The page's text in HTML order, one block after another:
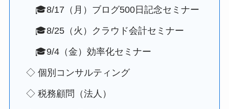
🎓8/17（月）ブログ500日記念セミナー
🎓8/25（火）クラウド会計セミナー
🎓9/4（金）効率化セミナー
◇ 個別コンサルティング
◇ 税務顧問（法人）